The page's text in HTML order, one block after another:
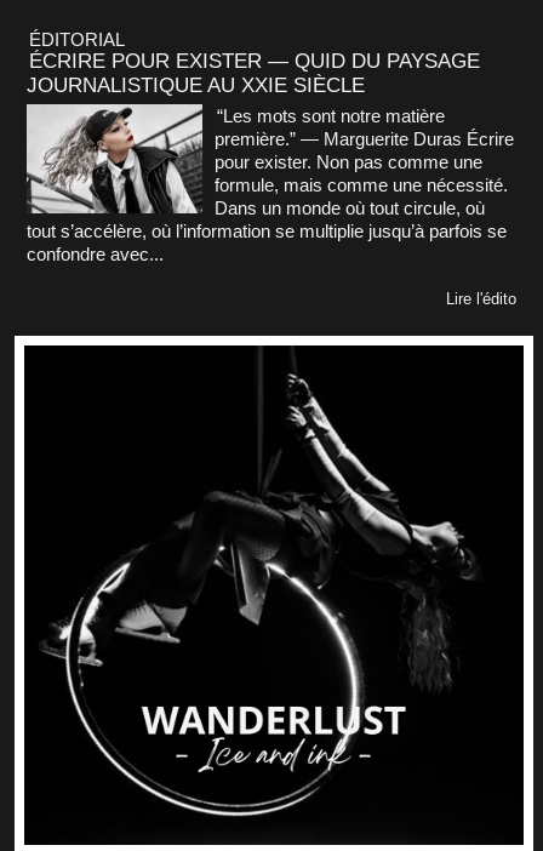
ÉDITORIAL
ÉCRIRE POUR EXISTER — QUID DU PAYSAGE
JOURNALISTIQUE AU XXIE SIÈCLE
“Les mots sont notre matière
première.” — Marguerite Duras Écrire
pour exister. Non pas comme une
formule, mais comme une nécessité.
Dans un monde où tout circule, où
tout s’accélère, où l’information se multiplie jusqu’à parfois se
confondre avec...
Lire l'édito